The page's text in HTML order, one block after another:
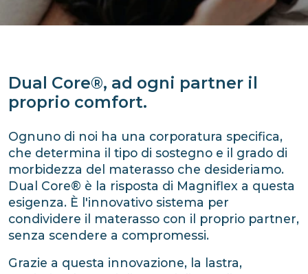
Dual Core®, ad ogni partner il
proprio comfort.
Ognuno di noi ha una corporatura specifica,
che determina il tipo di sostegno e il grado di
morbidezza del materasso che desideriamo.
Dual Core® è la risposta di Magniflex a questa
esigenza. È l'innovativo sistema per
condividere il materasso con il proprio partner,
senza scendere a compromessi.
Grazie a questa innovazione, la lastra,